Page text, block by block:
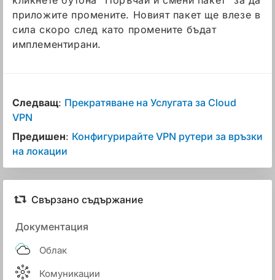
приложите промените. Новият пакет ще влезе в
сила скоро след като промените бъдат
имплементирани.
Следващ: Прекратяване на Услугата за Cloud
VPN
Предишен: Конфигурирайте VPN рутери за връзки
на локации
Свързано съдържание
Документация
Облак
Комуникации